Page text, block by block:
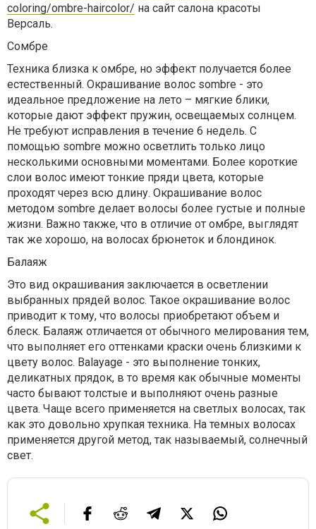
coloring/ombre-haircolor/ на сайт салона красоты
Версаль.
Сомбре
Техника близка к омбре, но эффект получается более
естественный. Окрашивание волос sombre - это
идеальное предложение на лето – мягкие блики,
которые дают эффект пружин, освещаемых солнцем.
Не требуют исправления в течение 6 недель. С
помощью sombre можно осветлить только лицо
несколькими основными моментами. Более короткие
слои волос имеют тонкие пряди цвета, которые
проходят через всю длину. Окрашивание волос
методом sombre делает волосы более густые и полные
жизни. Важно также, что в отличие от омбре, выглядят
так же хорошо, на волосах брюнеток и блондинок.
Балаяж
Это вид окрашивания заключается в осветлении
выбранных прядей волос. Такое окрашивание волос
приводит к тому, что волосы приобретают объем и
блеск. Балаяж отличается от обычного мелирования тем,
что выполняет его оттенками краски очень близкими к
цвету волос. Balayage - это выполнение тонких,
деликатных прядок, в то время как обычные моменты
часто бывают толстые и выполняют очень разные
цвета. Чаще всего применяется на светлых волосах, так
как это довольно хрупкая техника. На темных волосах
применяется другой метод, так называемый, солнечный
свет.